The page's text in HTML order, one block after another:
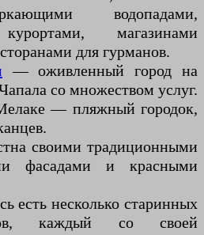
водопадами,
магазинами
для гурманов.
— оживленный город на
со множеством услуг.
— пляжный городок,
своими традиционными
фасадами и красными
есть несколько старинных
каждый со своей